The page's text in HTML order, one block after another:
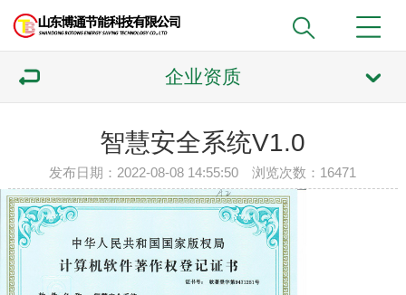
企业资质
智慧安全系统V1.0
发布日期：2022-08-08 14:55:50 浏览次数：16471